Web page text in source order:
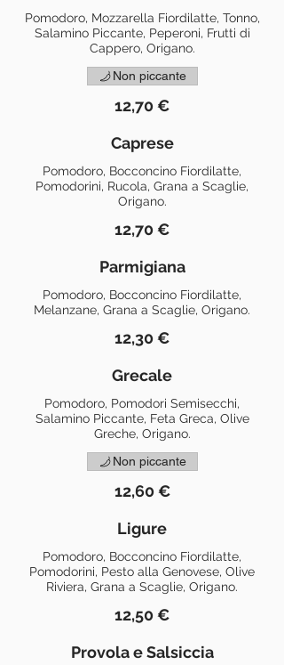
Pomodoro, Mozzarella Fiordilatte, Tonno,
Salamino Piccante, Peperoni, Frutti di
Cappero, Origano.
12,70 €
Non piccante
Caprese
Pomodoro, Bocconcino Fiordilatte,
Pomodorini, Rucola, Grana a Scaglie,
Origano.
12,70 €
Parmigiana
Pomodoro, Bocconcino Fiordilatte,
Melanzane, Grana a Scaglie, Origano.
12,30 €
Grecale
Pomodoro, Pomodori Semisecchi,
Salamino Piccante, Feta Greca, Olive
Greche, Origano.
12,60 €
Non piccante
Ligure
Pomodoro, Bocconcino Fiordilatte,
Pomodorini, Pesto alla Genovese, Olive
Riviera, Grana a Scaglie, Origano.
12,50 €
Provola e Salsiccia